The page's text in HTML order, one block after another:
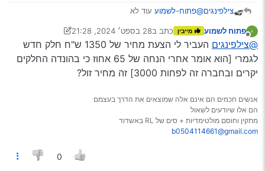
צילפינגים@פתוח-לשמוע עוד לא
מנותק
פתוח לשמוע מייבין כתב ב28 בספט׳ 2024, 21:28
נערך לאחרונה על ידי פתוח לשמוע
@צילפינגים
העביר לי הצעת מחיר של 1350 ש"ח חלק חדש
לגמרי [הוא אומר אחרי הנחה של 65 אחוז כי בהונדה החלקים
יקרים ובחברה זה לפחות 3000] זה מחיר זול?
אנשים חכמים הם אינם אלה שמוצאים את הדרך בעצמם
הם אלו שיודעים לשאול
מתקין וחוסם מולטימדיות + סים של RL באשדוד
b0504114661@gmail.com
0